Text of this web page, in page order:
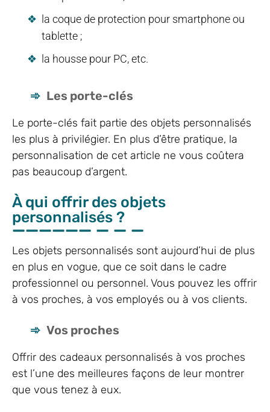
la coque de protection pour smartphone ou
tablette ;
la housse pour PC, etc.
Les porte-clés
Le porte-clés fait partie des objets personnalisés
les plus à privilégier. En plus d’être pratique, la
personnalisation de cet article ne vous coûtera
pas beaucoup d’argent.
À qui offrir des objets
personnalisés ?
Les objets personnalisés sont aujourd’hui de plus
en plus en vogue, que ce soit dans le cadre
professionnel ou personnel. Vous pouvez les offrir
à vos proches, à vos employés ou à vos clients.
Vos proches
Offrir des cadeaux personnalisés à vos proches
est l’une des meilleures façons de leur montrer
que vous tenez à eux.